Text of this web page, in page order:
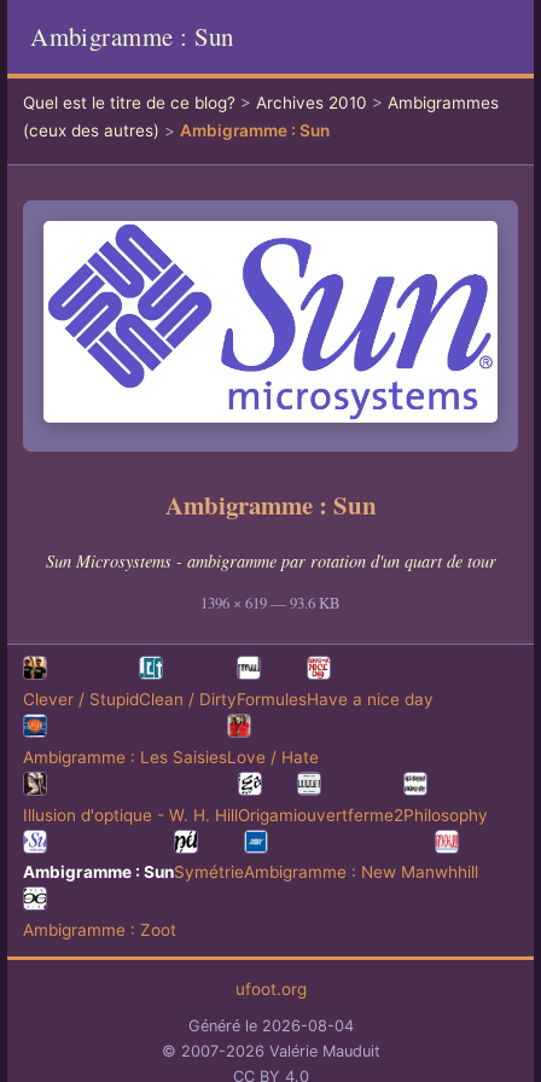
Ambigramme : Sun
Quel est le titre de ce blog?> Archives 2010 > Ambigrammes
(ceux des autres) > Ambigramme : Sun
Ambigramme : Sun
Sun Microsystems - ambigramme par rotation d'un quart de tour
1396 × 619 — 93.6 KB
Clever / StupidClean / DirtyFormulesHave a nice day
Ambigramme : Les SaisiesLove / Hate
Illusion d'optique - W. H. HillOrigamiouvertferme2Philosophy
Ambigramme : SunSymétrieAmbigramme : New Manwhhill
Ambigramme : Zoot
ufoot.org
Généré le 2026-08-04
© 2007-2026 Valérie Mauduit
CC BY 4.0